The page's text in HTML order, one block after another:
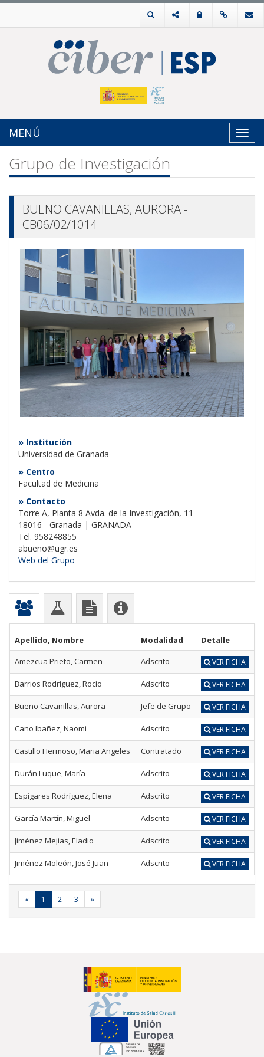
MENÚ
Grupo de Investigación
BUENO CAVANILLAS, AURORA -
CB06/02/1014
» Institución
Universidad de Granada
» Centro
Facultad de Medicina
» Contacto
Torre A, Planta 8 Avda. de la Investigación, 11
18016 - Granada | GRANADA
Tel. 958248855
abueno@ugr.es
Web del Grupo
Apellido, Nombre Modalidad
Detalle
Amezcua Prieto, Carmen
Adscrito VER FICHA
Barrios Rodríguez, Rocío Adscrito VER FICHA
Bueno Cavanillas, Aurora Jefe de Grupo VER FICHA
Cano Ibañez, Naomi Adscrito VER FICHA
Castillo Hermoso, Maria Angeles Contratado VER FICHA
Durán Luque, María Adscrito VER FICHA
Espigares Rodríguez, Elena Adscrito VER FICHA
García Martín, Miguel Adscrito VER FICHA
Jiménez Mejias, Eladio Adscrito VER FICHA
Jiménez Moleón, José Juan Adscrito VER FICHA
« 1 2 3 »